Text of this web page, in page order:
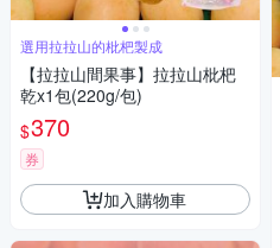
選用拉拉山的枇杷製成
【拉拉山間果事】拉拉山枇杷
乾x1包(220g/包)
$370
券
加入購物車